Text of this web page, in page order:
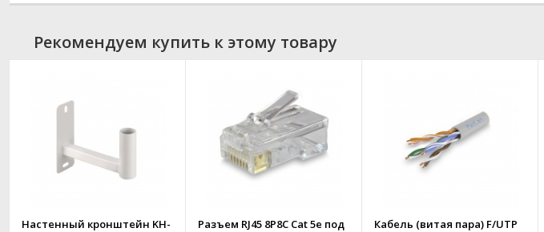
Рекомендуем купить к этому товару
Настенный кронштейн KH-
Разъем RJ45 8P8C Cat 5e под
Кабель (витая пара) F/UTP